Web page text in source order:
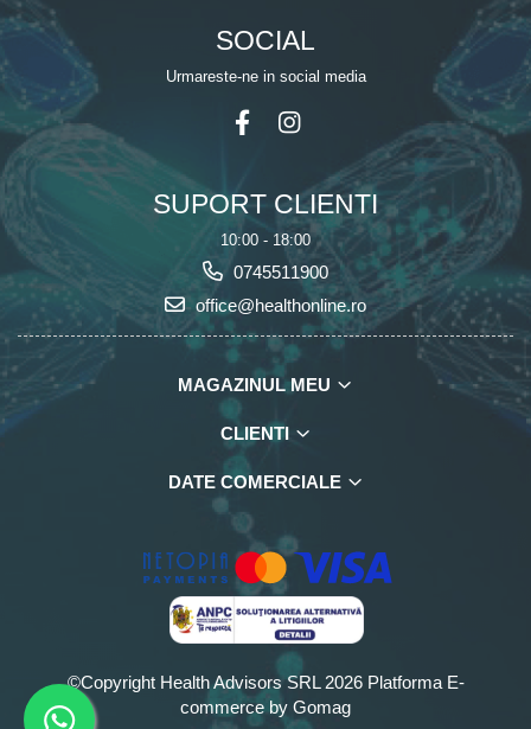
SOCIAL
Urmareste-ne in social media
SUPORT CLIENTI
10:00 - 18:00
0745511900
office@healthonline.ro
MAGAZINUL MEU
CLIENTI
DATE COMERCIALE
©Copyright Health Advisors SRL 2026 Platforma E-
commerce by Gomag